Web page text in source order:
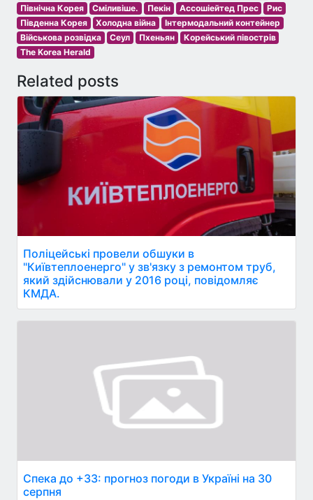
Північна Корея
Сміливіше. Пекін Ассошіейтед Прес
Рис
Південна Корея
Холодна війна
Інтермодальний контейнер
Військова розвідка
Сеул Пхеньян
Корейський півострів
The Korea Herald
Related posts
Поліцейські провели обшуки в
"Київтеплоенерго" у зв'язку з ремонтом труб,
який здійснювали у 2016 році, повідомляє
КМДА.
Спека до +33: прогноз погоди в Україні на 30
серпня